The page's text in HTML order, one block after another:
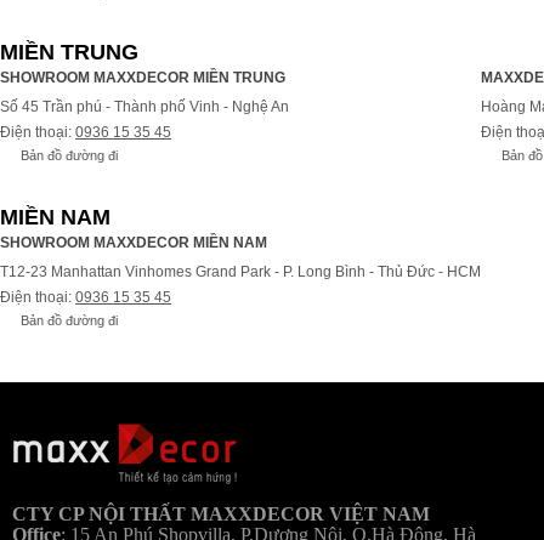
MIỀN TRUNG
SHOWROOM MAXXDECOR MIỀN TRUNG
Số 45 Trần phú - Thành phố Vinh - Nghệ An
Điện thoại: 0936 15 35 45
Bản đồ đường đi
Hoàng
Điện
Bản
MIỀN NAM
SHOWROOM MAXXDECOR MIỀN NAM
T12-23 Manhattan Vinhomes Grand Park - P. Long Bình - Thủ Đức - HCM
Điện thoại: 0936 15 35 45
Bản đồ đường đi
CTY CP NỘI THẤT MAXXDECOR VIỆT NAM
Office: 15 An Phú Shopvilla, P.Dương Nội, Q.Hà Đông, Hà